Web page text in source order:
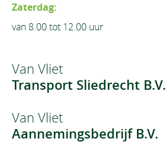
Zaterdag:
van 8.00 tot 12.00 uur
Van Vliet
Transport Sliedrecht B.V.
Van Vliet
Aannemingsbedrijf B.V.